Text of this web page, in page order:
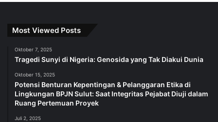
Most Viewed Posts
Oktober 7, 2025
Tragedi Sunyi di Nigeria: Genosida yang Tak Diakui Dunia
Oktober 15, 2025
Potensi Benturan Kepentingan & Pelanggaran Etika di
Lingkungan BPJN Sulut: Saat Integritas Pejabat Diuji dalam
Ruang Pertemuan Proyek
Juli 2, 2025